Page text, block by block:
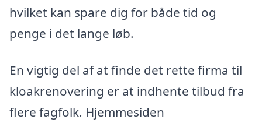
hvilket kan spare dig for både tid og
penge i det lange løb.
En vigtig del af at finde det rette firma til
kloakrenovering er at indhente tilbud fra
flere fagfolk. Hjemmesiden